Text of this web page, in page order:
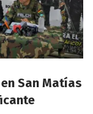
San Matías